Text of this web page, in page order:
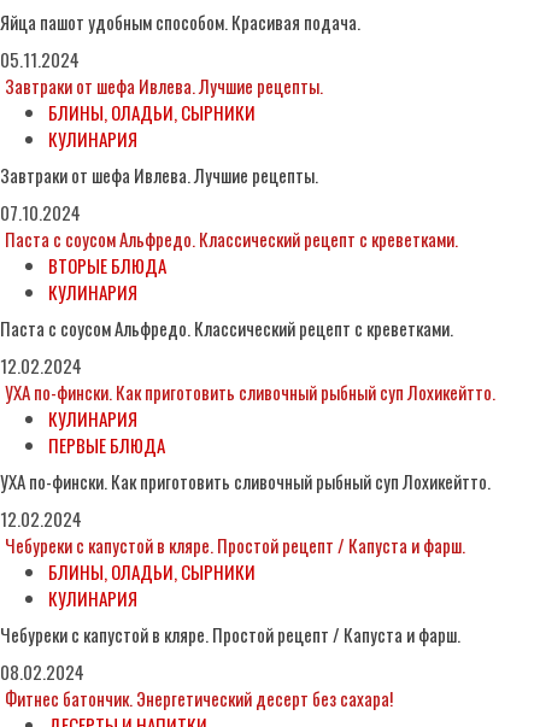
Яйца пашот удобным способом. Красивая подача.
05.11.2024
Завтраки от шефа Ивлева. Лучшие рецепты.
БЛИНЫ, ОЛАДЬИ, СЫРНИКИ
КУЛИНАРИЯ
Завтраки от шефа Ивлева. Лучшие рецепты.
07.10.2024
Паста с соусом Альфредо. Классический рецепт с креветками.
ВТОРЫЕ БЛЮДА
КУЛИНАРИЯ
Паста с соусом Альфредо. Классический рецепт с креветками.
12.02.2024
УХА по-фински. Как приготовить сливочный рыбный суп Лохикейтто.
КУЛИНАРИЯ
ПЕРВЫЕ БЛЮДА
УХА по-фински. Как приготовить сливочный рыбный суп Лохикейтто.
12.02.2024
Чебуреки с капустой в кляре. Простой рецепт / Капуста и фарш.
БЛИНЫ, ОЛАДЬИ, СЫРНИКИ
КУЛИНАРИЯ
Чебуреки с капустой в кляре. Простой рецепт / Капуста и фарш.
08.02.2024
Фитнес батончик. Энергетический десерт без сахара!